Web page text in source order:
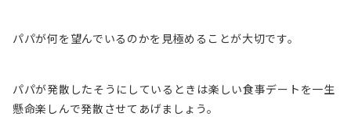
パパが何を望んでいるのかを見極めることが大切です。
パパが発散したそうにしているときは楽しい食事デートを一生
懸命楽しんで発散させてあげましょう。